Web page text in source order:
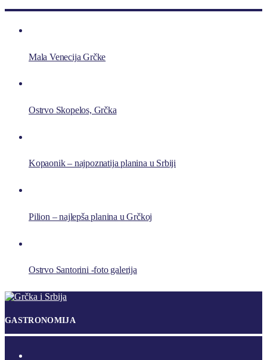
Mala Venecija Grčke
Ostrvo Skopelos, Grčka
Kopaonik – najpoznatija planina u Srbiji
Pilion – najlepša planina u Grčkoj
Ostrvo Santorini -foto galerija
GASTRONOMIJA